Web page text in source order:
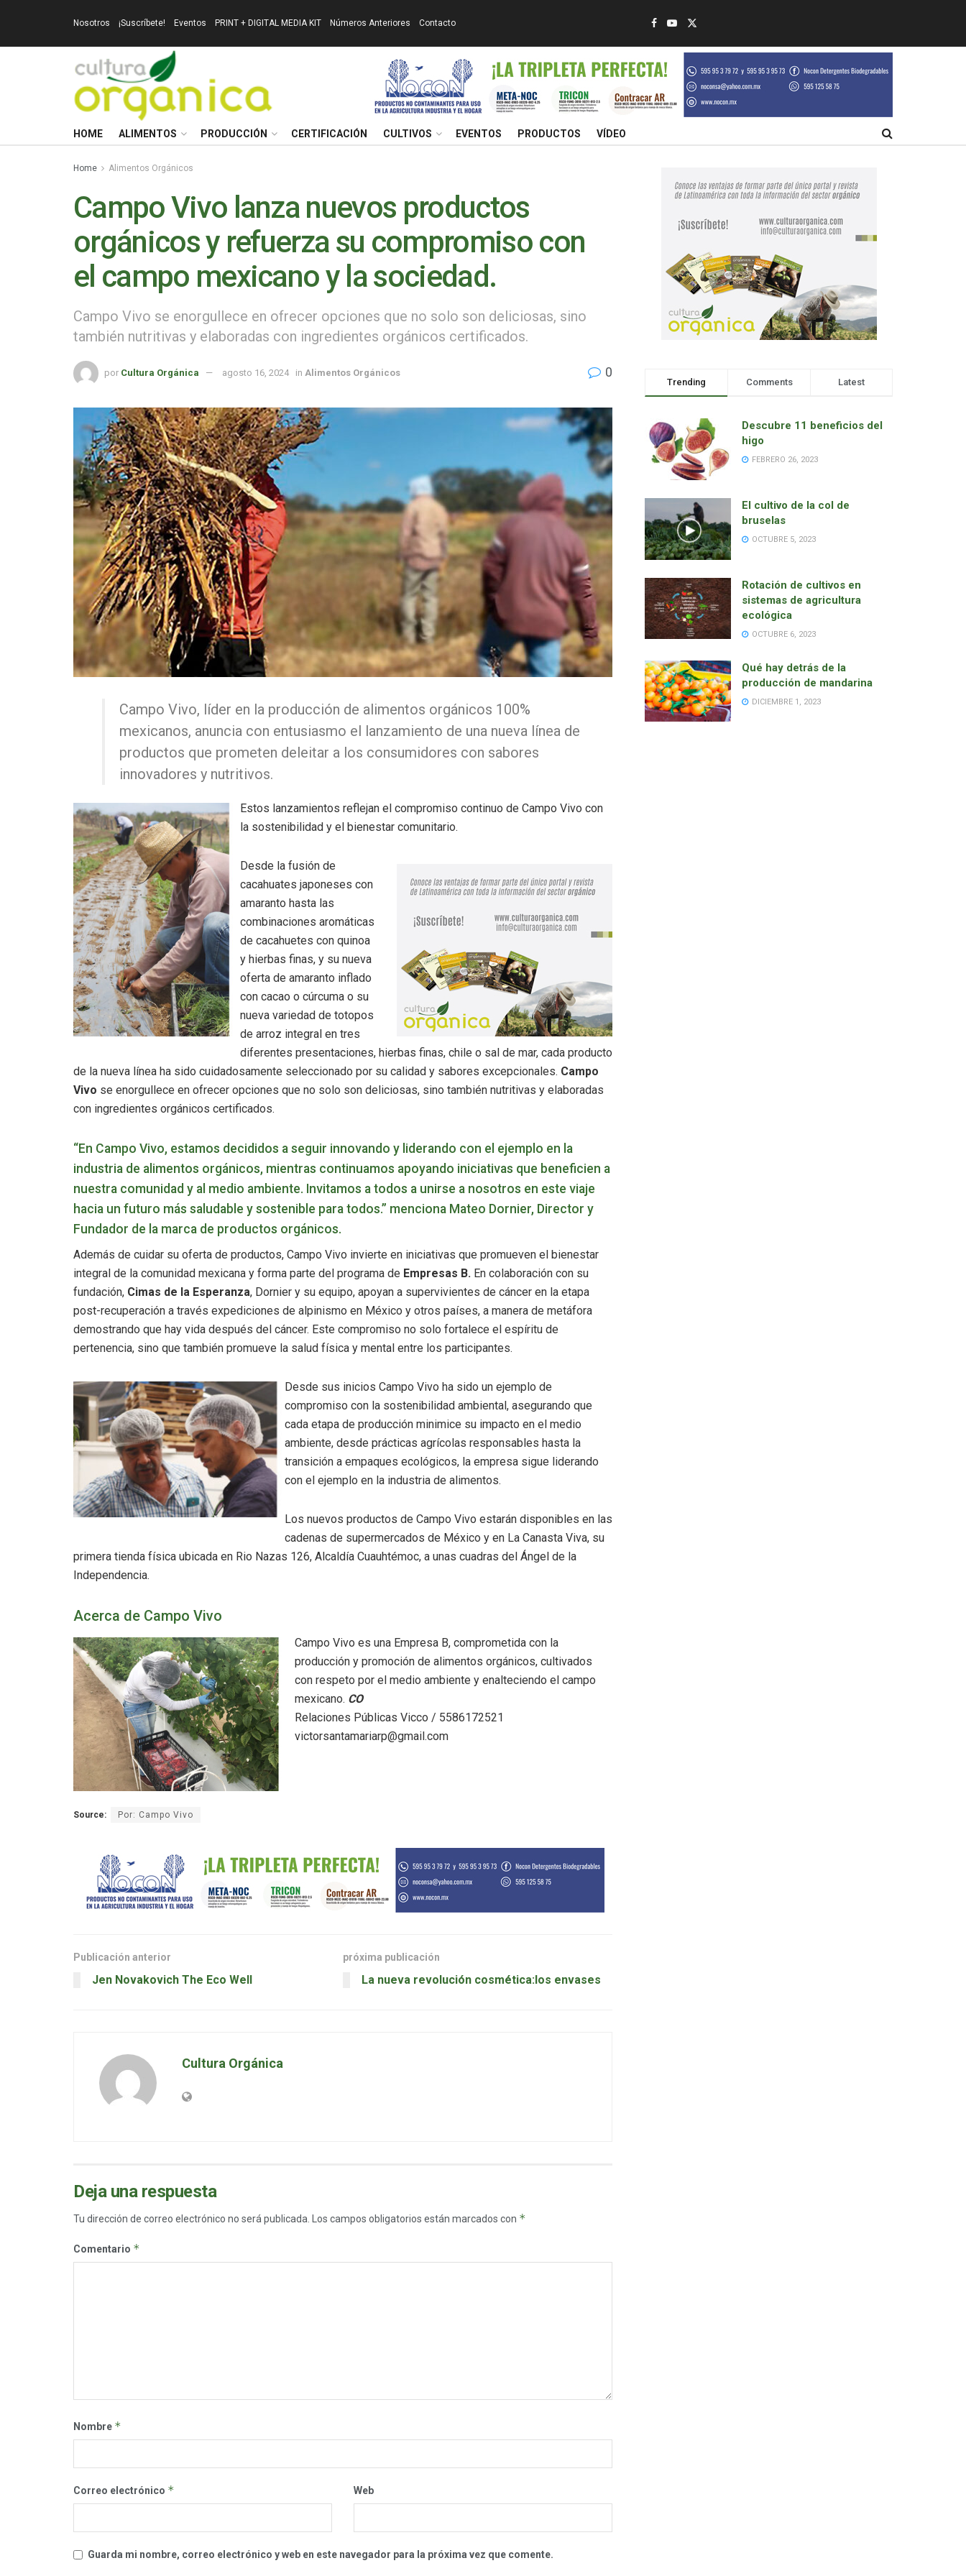
Nosotros ¡Suscríbete! Eventos PRINT + DIGITAL MEDIA KIT Números Anteriores Contacto
HOME ALIMENTOS PRODUCCIÓN CERTIFICACIÓN CULTIVOS EVENTOS PRODUCTOS VÍDEO
Home Alimentos Orgánicos
Campo Vivo lanza nuevos productos
orgánicos y refuerza su compromiso con
el campo mexicano y la sociedad.
Campo Vivo se enorgullece en ofrecer opciones que no solo son deliciosas, sino
también nutritivas y elaboradas con ingredientes orgánicos certificados.
por Cultura Orgánica agosto 16, 2024 in Alimentos Orgánicos 0
Campo Vivo, líder en la producción de alimentos orgánicos 100%
mexicanos, anuncia con entusiasmo el lanzamiento de una nueva línea de
productos que prometen deleitar a los consumidores con sabores
innovadores y nutritivos.
Estos lanzamientos reflejan el compromiso continuo de Campo Vivo con
la sostenibilidad y el bienestar comunitario.
Desde la fusión de
cacahuates japoneses con
amaranto hasta las
combinaciones aromáticas
de cacahuetes con quinoa
y hierbas finas, y su nueva
oferta de amaranto inflado
con cacao o cúrcuma o su
nueva variedad de totopos
de arroz integral en tres
diferentes presentaciones, hierbas finas, chile o sal de mar, cada producto
de la nueva línea ha sido cuidadosamente seleccionado por su calidad y sabores excepcionales. Campo
Vivo se enorgullece en ofrecer opciones que no solo son deliciosas, sino también nutritivas y elaboradas
con ingredientes orgánicos certificados.
“En Campo Vivo, estamos decididos a seguir innovando y liderando con el ejemplo en la
industria de alimentos orgánicos, mientras continuamos apoyando iniciativas que beneficien a
nuestra comunidad y al medio ambiente. Invitamos a todos a unirse a nosotros en este viaje
hacia un futuro más saludable y sostenible para todos.” menciona Mateo Dornier, Director y
Fundador de la marca de productos orgánicos.
Además de cuidar su oferta de productos, Campo Vivo invierte en iniciativas que promueven el bienestar
integral de la comunidad mexicana y forma parte del programa de Empresas B. En colaboración con su
fundación, Cimas de la Esperanza, Dornier y su equipo, apoyan a supervivientes de cáncer en la etapa
post-recuperación a través expediciones de alpinismo en México y otros países, a manera de metáfora
demostrando que hay vida después del cáncer. Este compromiso no solo fortalece el espíritu de
pertenencia, sino que también promueve la salud física y mental entre los participantes.
Desde sus inicios Campo Vivo ha sido un ejemplo de
compromiso con la sostenibilidad ambiental, asegurando que
cada etapa de producción minimice su impacto en el medio
ambiente, desde prácticas agrícolas responsables hasta la
transición a empaques ecológicos, la empresa sigue liderando
con el ejemplo en la industria de alimentos.
Los nuevos productos de Campo Vivo estarán disponibles en las
cadenas de supermercados de México y en La Canasta Viva, su
primera tienda física ubicada en Rio Nazas 126, Alcaldía Cuauhtémoc, a unas cuadras del Ángel de la
Independencia.
Acerca de Campo Vivo
Campo Vivo es una Empresa B, comprometida con la
producción y promoción de alimentos orgánicos, cultivados
con respeto por el medio ambiente y enalteciendo el campo
mexicano. CO
Relaciones Públicas Vicco / 5586172521
victorsantamariarp@gmail.com
Source: Por: Campo Vivo
Publicación anterior
Jen Novakovich The Eco Well
próxima publicación
La nueva revolución cosmética:los envases
Cultura Orgánica
Deja una respuesta
Tu dirección de correo electrónico no será publicada. Los campos obligatorios están marcados con *
Comentario *
Nombre *
Correo electrónico * Web
Guarda mi nombre, correo electrónico y web en este navegador para la próxima vez que comente.
Trending Comments Latest
Descubre 11 beneficios del
higo
FEBRERO 26, 2023
El cultivo de la col de
bruselas
OCTUBRE 5, 2023
Rotación de cultivos en
sistemas de agricultura
ecológica
OCTUBRE 6, 2023
Qué hay detrás de la
producción de mandarina
DICIEMBRE 1, 2023